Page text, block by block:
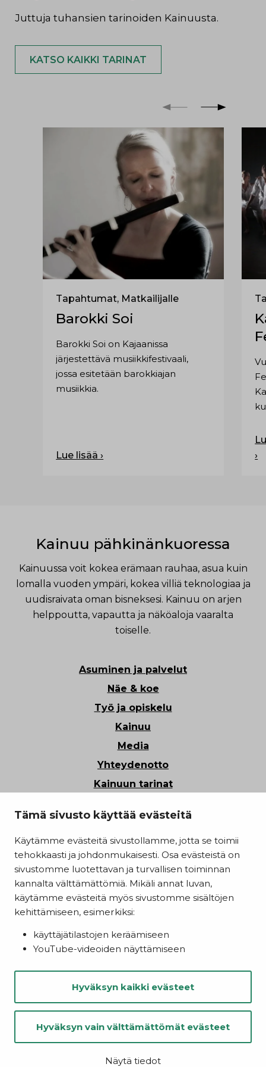
Tämä sivusto käyttää evästeitä
Käytämme evästeitä sivustollamme, jotta se toimii
tehokkaasti ja johdonmukaisesti. Osa evästeistä on
sivustomme luotettavan ja turvallisen toiminnan
kannalta välttämättömiä. Mikäli annat luvan,
käytämme evästeitä myös sivustomme sisältöjen
kehittämiseen, esimerkiksi:
käyttäjätilastojen keräämiseen
YouTube-videoiden näyttämiseen
Hyväksyn kaikki evästeet
Hyväksyn vain välttämättömät evästeet
Näytä tiedot
Juttuja tuhansien tarinoiden Kainuusta.
KATSO KAIKKI TARINAT
Tapahtumat, Matkailijalle
Barokki Soi
Barokki Soi on Kajaanissa
järjestettävä musiikkifestivaali,
jossa esitetään barokkiajan
musiikkia.
Lue lisää ›
›
Kainuu pähkinänkuoressa
Kainuussa voit kokea erämaan rauhaa, asua kuin
lomalla vuoden ympäri, kokea villiä teknologiaa ja
uudisraivata oman bisneksesi. Kainuu on arjen
helppoutta, vapautta ja näköaloja vaaralta
toiselle.
Asuminen ja palvelut
Näe & koe
Työ ja opiskelu
Kainuu
Media
Yhteydenotto
Kainuun tarinat
Saavutettavuusseloste
Evästeasetukset
Kainuun liitto
© Kainuu 2022